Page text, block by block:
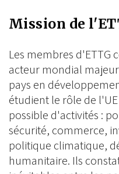
Mission de
Les membres d'ETTG
acteur mondial
pays en
étudient le rôle de
possible d'activités :
sécurité, commerce,
politique climatique,
humanitaire. Ils